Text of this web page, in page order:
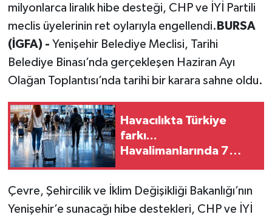
milyonlarca liralık hibe desteği, CHP ve İYİ Partili
meclis üyelerinin ret oylarıyla engellendi. BURSA
(İGFA) - Yenişehir Belediye Meclisi, Tarihi
Belediye Binası’nda gerçekleşen Haziran Ayı
Olağan Toplantısı’nda tarihi bir karara sahne oldu.
Havacılıkta Türkiye
farkı...
Havalimanlarında 7
Çevre, Şehircilik ve İklim Değişikliği Bakanlığı’nın
Yenişehir’e sunacağı hibe destekleri, CHP ve İYİ